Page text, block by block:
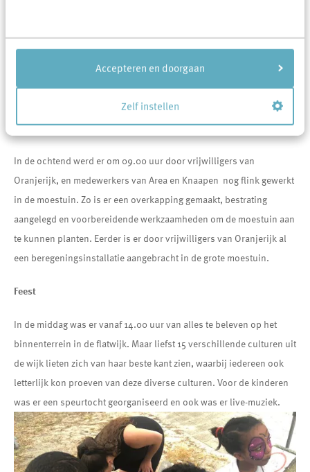
Accepteren en doorgaan
Zelf instellen
worden dit najaar
uitgevoerd. De werkzaamheden gaven en geven behoorlijk wat
overlast voor de bewoners. Daarom was het tijd voor wat
ontspanning en een gezellig samenkomen.
Werken aan de moestuin
In de ochtend werd er om 09.00 uur door vrijwilligers van
Oranjerijk, en medewerkers van Area en Knaapen nog flink gewerkt
in de moestuin. Zo is er een overkapping gemaakt, bestrating
aangelegd en voorbereidende werkzaamheden om de moestuin aan
te kunnen planten. Eerder is er door vrijwilligers van Oranjerijk al
een beregeningsinstallatie aangebracht in de grote moestuin.
Feest
In de middag was er vanaf 14.00 uur van alles te beleven op het
binnenterrein in de flatwijk. Maar liefst 15 verschillende culturen uit
de wijk lieten zich van haar beste kant zien, waarbij iedereen ook
letterlijk kon proeven van deze diverse culturen. Voor de kinderen
was er een speurtocht georganiseerd en ook was er live-muziek.